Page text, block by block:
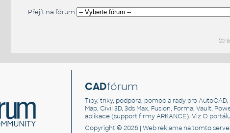
Přejít na fórum
CADfórum
Tipy, triky, podpora, pomoc a rady pro AutoCAD,
Map, Civil 3D, 3ds Max, Fusion, Forma, Vault,
aplikace (support firmy ARKANCE). VizO
Copyright © 2026 |Web reklama na tomto